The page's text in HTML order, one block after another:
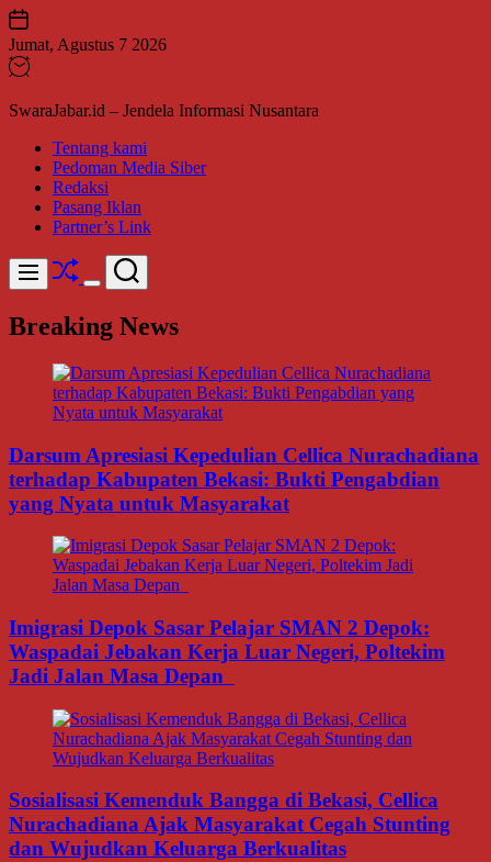
Skip
to
content
Jumat, Agustus 7 2026
SwaraJabar.id – Jendela Informasi Nusantara
Tentang kami
Pedoman Media Siber
Redaksi
Pasang Iklan
Partner’s Link
Menu Shuffle
Switch
mode
Search
Breaking News
Darsum Apresiasi Kepedulian Cellica Nurachadiana
terhadap Kabupaten Bekasi: Bukti Pengabdian
yang Nyata untuk Masyarakat
Imigrasi Depok Sasar Pelajar SMAN 2 Depok:
Waspadai Jebakan Kerja Luar Negeri, Poltekim
Jadi Jalan Masa Depan
Sosialisasi Kemenduk Bangga di Bekasi, Cellica
Nurachadiana Ajak Masyarakat Cegah Stunting
dan Wujudkan Keluarga Berkualitas